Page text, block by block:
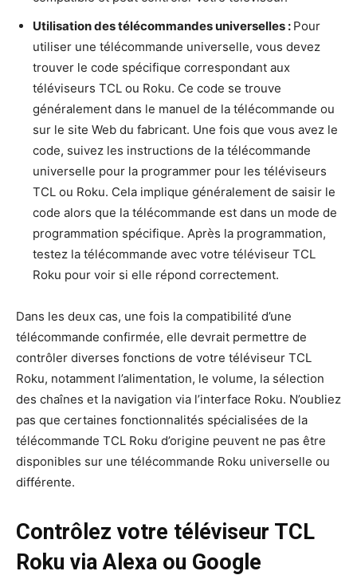
Utilisation des télécommandes universelles : Pour
utiliser une télécommande universelle, vous devez
trouver le code spécifique correspondant aux
téléviseurs TCL ou Roku. Ce code se trouve
généralement dans le manuel de la télécommande ou
sur le site Web du fabricant. Une fois que vous avez le
code, suivez les instructions de la télécommande
universelle pour la programmer pour les téléviseurs
TCL ou Roku. Cela implique généralement de saisir le
code alors que la télécommande est dans un mode de
programmation spécifique. Après la programmation,
testez la télécommande avec votre téléviseur TCL
Roku pour voir si elle répond correctement.
Dans les deux cas, une fois la compatibilité d’une
télécommande confirmée, elle devrait permettre de
contrôler diverses fonctions de votre téléviseur TCL
Roku, notamment l’alimentation, le volume, la sélection
des chaînes et la navigation via l’interface Roku. N’oubliez
pas que certaines fonctionnalités spécialisées de la
télécommande TCL Roku d’origine peuvent ne pas être
disponibles sur une télécommande Roku universelle ou
différente.
Contrôlez votre téléviseur TCL
Roku via Alexa ou Google